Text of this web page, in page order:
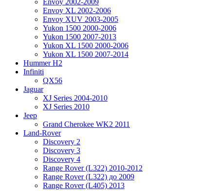
Envoy 2002-2009
Envoy XL 2002-2006
Envoy XUV 2003-2005
Yukon 1500 2000-2006
Yukon 1500 2007-2013
Yukon XL 1500 2000-2006
Yukon XL 1500 2007-2014
Hummer H2
Infiniti
QX56
Jaguar
XJ Series 2004-2010
XJ Series 2010
Jeep
Grand Cherokee WK2 2011
Land-Rover
Discovery 2
Discovery 3
Discovery 4
Range Rover (L322) 2010-2012
Range Rover (L322) до 2009
Range Rover (L405) 2013